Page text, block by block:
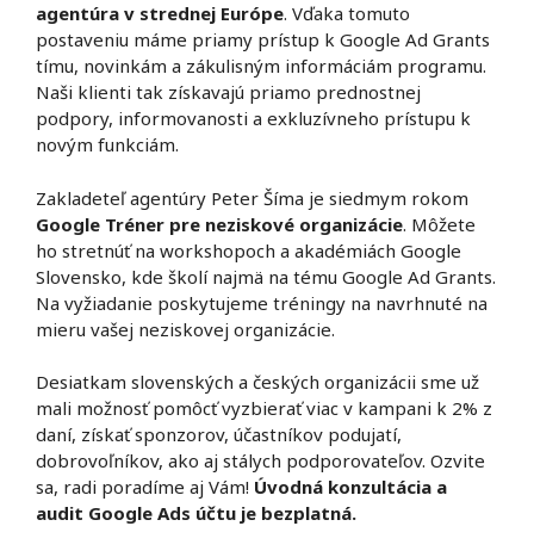
agentúra v strednej Európe. Vďaka tomuto
postaveniu máme priamy prístup k Google Ad Grants
tímu, novinkám a zákulisným informáciám programu.
Naši klienti tak získavajú priamo prednostnej
podpory, informovanosti a exkluzívneho prístupu k
novým funkciám.
Zakladeteľ agentúry Peter Šíma je siedmym rokom
Google Tréner pre neziskové organizácie. Môžete
ho stretnúť na workshopoch a akadémiách Google
Slovensko, kde školí najmä na tému Google Ad Grants.
Na vyžiadanie poskytujeme tréningy na navrhnuté na
mieru vašej neziskovej organizácie.
Desiatkam slovenských a českých organizácii sme už
mali možnosť pomôcť vyzbierať viac v kampani k 2% z
daní, získať sponzorov, účastníkov podujatí,
dobrovoľníkov, ako aj stálych podporovateľov. Ozvite
sa, radi poradíme aj Vám! Úvodná konzultácia a
audit Google Ads účtu je bezplatná.